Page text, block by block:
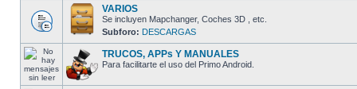
VARIOS
Se incluyen Mapchanger, Coches 3D , etc.
Subforo: DESCARGAS
TRUCOS, APPs Y MANUALES
Para facilitarte el uso del Primo Android.